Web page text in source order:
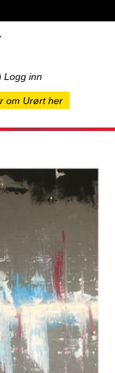
Logg inn
om Urørt her